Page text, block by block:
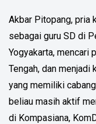
Akbar Pitopang, pria
sebagai guru SD di
Yogyakarta, mencari
Tengah, dan menjadi
yang memiliki
beliau masih aktif
di Kompasiana,